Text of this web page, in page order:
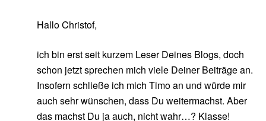
Hallo Christof,
ich bin erst seit kurzem Leser Deines Blogs, doch
schon jetzt sprechen mich viele Deiner Beiträge an.
Insofern schließe ich mich Timo an und würde mir
auch sehr wünschen, dass Du weitermachst. Aber
das machst Du ja auch, nicht wahr…? Klasse!